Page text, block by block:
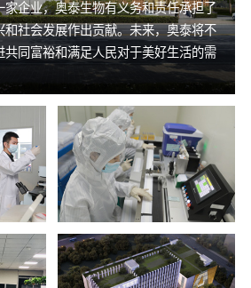
家企业，奥泰生物有义务和责任承担了
和社会发展作出贡献。未来，奥泰将不
共同富裕和满足人民对于美好生活的需